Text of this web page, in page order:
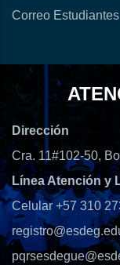
Correo Estudiantes
Dirección
Cra. 11#102-50,
Línea Atención y
Celular +57 310